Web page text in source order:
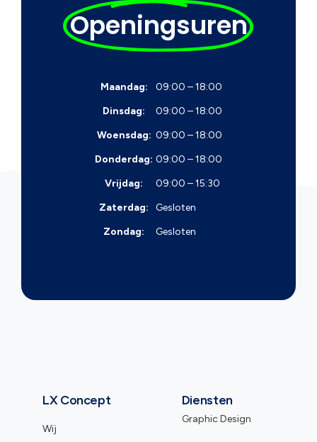
Openingsuren
Maandag:
09:00 – 18:00
Dinsdag:
09:00 – 18:00
Woensdag: 09:00 – 18:00
Donderdag: 09:00 – 18:00
Vrijdag:
09:00 – 15:30
Zaterdag:
Gesloten
Zondag:
Gesloten
LX Concept
Wij
Diensten
Graphic Design